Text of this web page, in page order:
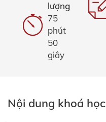
lượng
75
phút
50
giây
Nội dung khoá học